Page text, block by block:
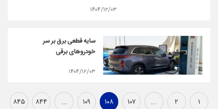
۱۴۰۴/۱۲/۰۳
سایه قطعی برق بر سر
خودروهای برقی
۱۴۰۴/۱۲/۰۳
۱ ۲ ... ۱۰۷ ۱۰۸ ۱۰۹ ... ۸۴۴ ۸۴۵